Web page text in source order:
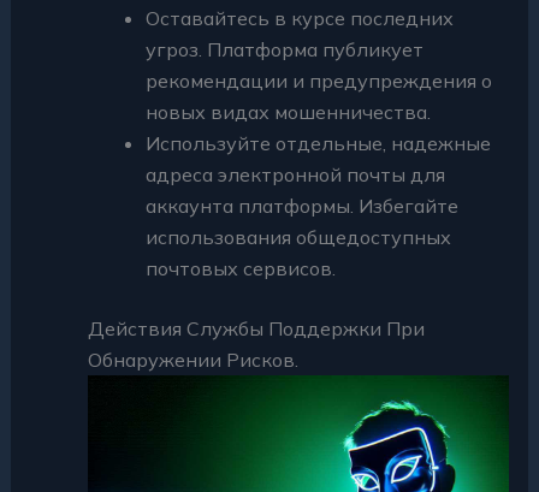
Оставайтесь в курсе последних
угроз. Платформа публикует
рекомендации и предупреждения о
новых видах мошенничества.
Используйте отдельные, надежные
адреса электронной почты для
аккаунта платформы. Избегайте
использования общедоступных
почтовых сервисов.
Действия Службы Поддержки При
Обнаружении Рисков.